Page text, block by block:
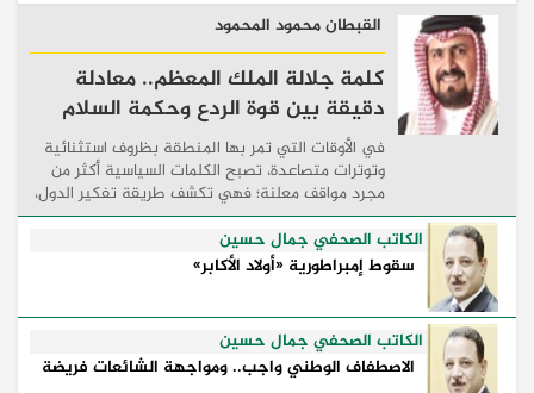
القبطان محمود المحمود
كلمة جلالة الملك المعظم.. معادلة
دقيقة بين قوة الردع وحكمة السلام
في الأوقات التي تمر بها المنطقة بظروف استثنائية
وتوترات متصاعدة، تصبح الكلمات السياسية أكثر من
مجرد مواقف معلنة؛ فهي تكشف طريقة تفكير الدول،
وكيفية إدارتها للأزمات، والحدود التي تفصل بين القوة
...
الكاتب الصحفي جمال حسين
سقوط إمبراطورية «أولاد الأكابر»
الكاتب الصحفي جمال حسين
الاصطفاف الوطني واجب.. ومواجهة الشائعات فريضة